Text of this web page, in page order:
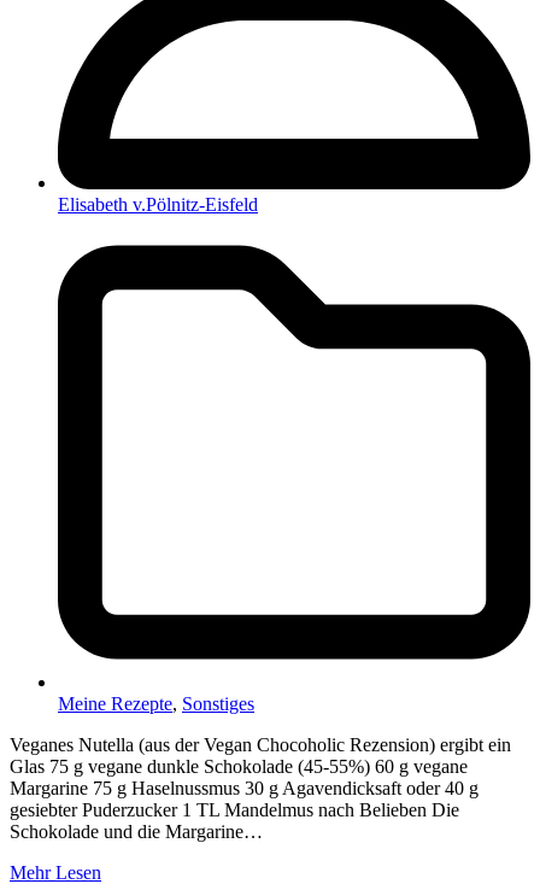
Elisabeth v.Pölnitz-Eisfeld
Meine Rezepte, Sonstiges
Veganes Nutella (aus der Vegan Chocoholic Rezension) ergibt ein
Glas 75 g vegane dunkle Schokolade (45-55%) 60 g vegane
Margarine 75 g Haselnussmus 30 g Agavendicksaft oder 40 g
gesiebter Puderzucker 1 TL Mandelmus nach Belieben Die
Schokolade und die Margarine…
Mehr Lesen